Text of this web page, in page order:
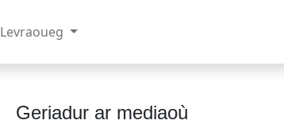
Levraoueg
Geriadur ar mediaoù